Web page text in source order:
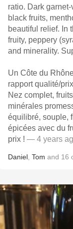
ratio. Dark
black fruits,
beautiful relief. In
fruity, peppery
and minerality.
Un Côte du
rapport qualité/prix/plaisir. Robe
Nez complet,
minérales
équilibré, souple,
épicées avec du
prix ! — 4 years
Daniel Tom and 16